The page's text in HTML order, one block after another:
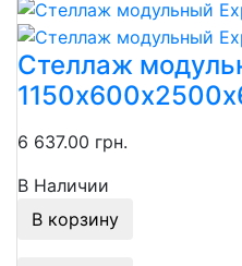
Стеллаж
6 637.00 грн.
В Наличии
В корзину